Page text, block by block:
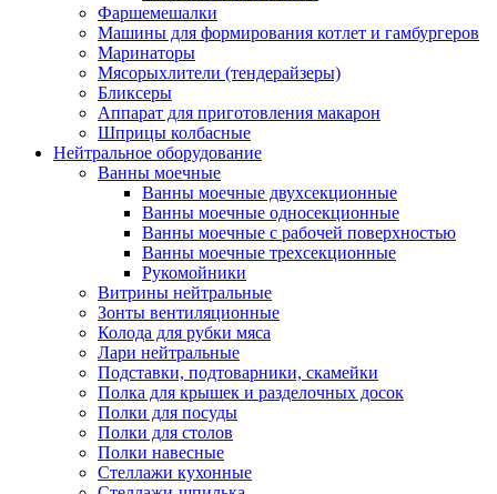
Фаршемешалки
Машины для формирования котлет и гамбургеров
Маринаторы
Мясорыхлители (тендерайзеры)
Бликсеры
Аппарат для приготовления макарон
Шприцы колбасные
Нейтральное оборудование
Ванны моечные
Ванны моечные двухсекционные
Ванны моечные односекционные
Ванны моечные с рабочей поверхностью
Ванны моечные трехсекционные
Рукомойники
Витрины нейтральные
Зонты вентиляционные
Колода для рубки мяса
Лари нейтральные
Подставки, подтоварники, скамейки
Полка для крышек и разделочных досок
Полки для посуды
Полки для столов
Полки навесные
Стеллажи кухонные